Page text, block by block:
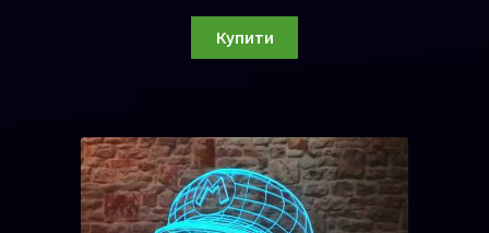
Купити